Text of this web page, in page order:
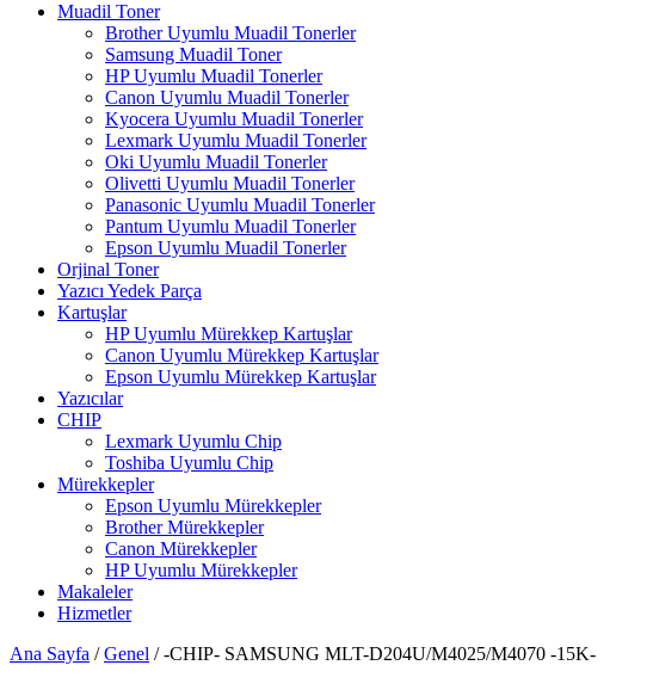
Muadil Toner
Brother Uyumlu Muadil Tonerler
Samsung Muadil Toner
HP Uyumlu Muadil Tonerler
Canon Uyumlu Muadil Tonerler
Kyocera Uyumlu Muadil Tonerler
Lexmark Uyumlu Muadil Tonerler
Oki Uyumlu Muadil Tonerler
Olivetti Uyumlu Muadil Tonerler
Panasonic Uyumlu Muadil Tonerler
Pantum Uyumlu Muadil Tonerler
Epson Uyumlu Muadil Tonerler
Orjinal Toner
Yazıcı Yedek Parça
Kartuşlar
HP Uyumlu Mürekkep Kartuşlar
Canon Uyumlu Mürekkep Kartuşlar
Epson Uyumlu Mürekkep Kartuşlar
Yazıcılar
CHIP
Lexmark Uyumlu Chip
Toshiba Uyumlu Chip
Mürekkepler
Epson Uyumlu Mürekkepler
Brother Mürekkepler
Canon Mürekkepler
HP Uyumlu Mürekkepler
Makaleler
Hizmetler
Ana Sayfa /Genel / -CHIP- SAMSUNG MLT-D204U/M4025/M4070 -15K-